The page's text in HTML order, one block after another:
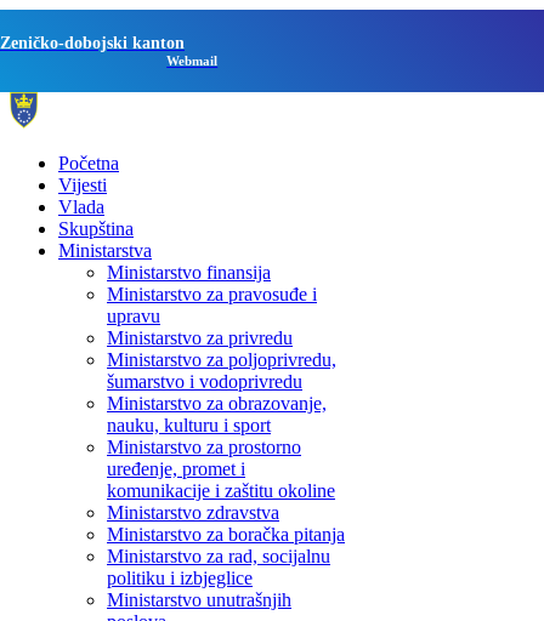
Zeničko-dobojski kanton
Webmail
Početna
Vijesti
Vlada
Skupština
Ministarstva
Ministarstvo finansija
Ministarstvo za pravosuđe i
upravu
Ministarstvo za privredu
Ministarstvo za poljoprivredu,
šumarstvo i vodoprivredu
Ministarstvo za obrazovanje,
nauku, kulturu i sport
Ministarstvo za prostorno
uređenje, promet i
komunikacije i zaštitu okoline
Ministarstvo zdravstva
Ministarstvo za boračka pitanja
Ministarstvo za rad, socijalnu
politiku i izbjeglice
Ministarstvo unutrašnjih